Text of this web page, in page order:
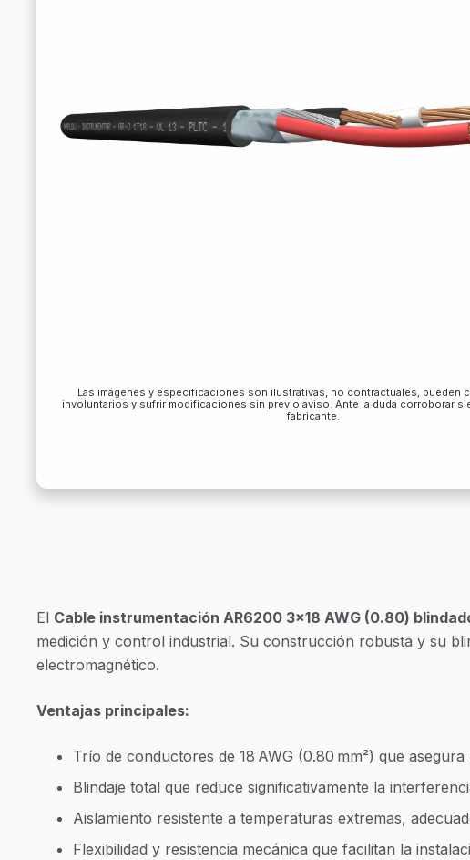
Las imágenes y especificaciones son ilustrativas, no contractuales, pueden
involuntarios y sufrir modificaciones sin previo aviso. Ante la duda corroborar
fabricante.
El Cable instrumentación AR6200 3×18 AWG (0.80)
medición y control industrial. Su construcción robusta y su
electromagnético.
Ventajas principales:
Trío de conductores de 18 AWG (0.80 mm²) que
Blindaje total que reduce significativamente la
Aislamiento resistente a temperaturas extremas,
Flexibilidad y resistencia mecánica que facilitan la